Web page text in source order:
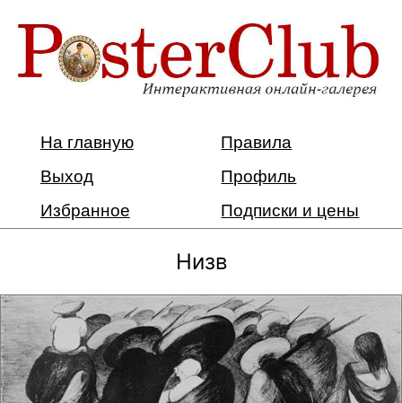
На главную
Правила
Выход
Профиль
Избранное
Подписки и цены
Низв